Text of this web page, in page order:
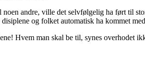
andre, ville det selvfølgelig ha ført til
og folket automatisk ha kommet
Hvem man skal be til, synes overhodet